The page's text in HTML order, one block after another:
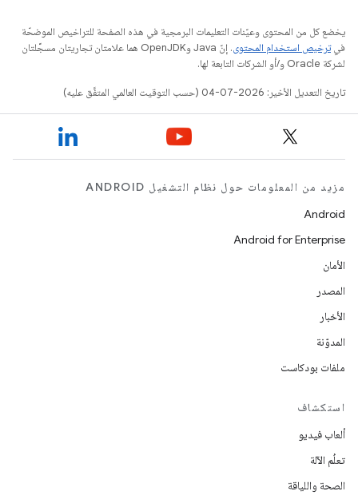
يخضع كل من المحتوى وعيّنات التعليمات البرمجية في هذه الصفحة للتراخيص الموضحّة
فيترخيص استخدام المحتوى
. إنّ Java وOpenJDK هما علامتان تجاريتان مسجَّلتان
لشركة Oracle و/أو الشركات التابعة لها.
تاريخ التعديل الأخير: 2026-07-04 (حسب التوقيت العالمي المتفَّق عليه)
مزيد من المعلومات حول نظام التشغيل ANDROID
Android
Android for Enterprise
الأمان
المصدر
الأخبار
المدوّنة
ملفات بودكاست
استكشاف
ألعاب فيديو
تعلُم الآلة
الصحة واللياقة